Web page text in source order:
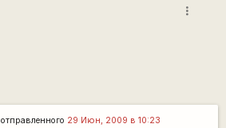
more_vert
отправленного 29 Июн, 2009 в 10:23